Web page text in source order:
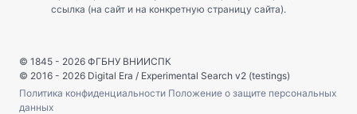
ссылка (на сайт и на конкретную страницу сайта).
© 1845 - 2026 ФГБНУ ВНИИСПК
© 2016 - 2026 Digital Era / Experimental Search v2 (testings)
Политика конфиденциальности Положение о защите персональных
данных